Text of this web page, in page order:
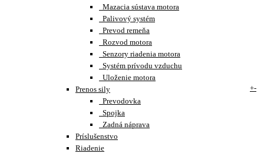
Mazacia sústava motora
Palivový systém
Prevod remeňa
Rozvod motora
Senzory riadenia motora
Systém prívodu vzduchu
Uloženie motora
Prenos sily
+-
Prevodovka
Spojka
Zadná náprava
Príslušenstvo
Riadenie